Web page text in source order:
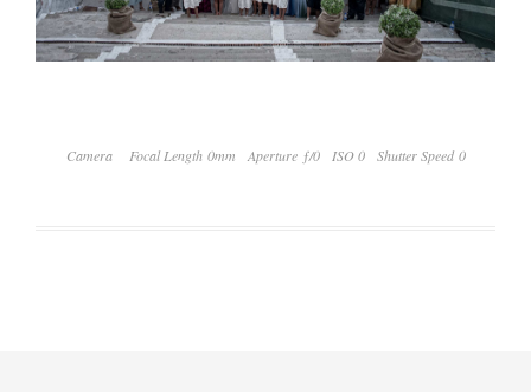
Camera Focal Length 0mm Aperture ƒ/0 ISO 0 Shutter Speed 0